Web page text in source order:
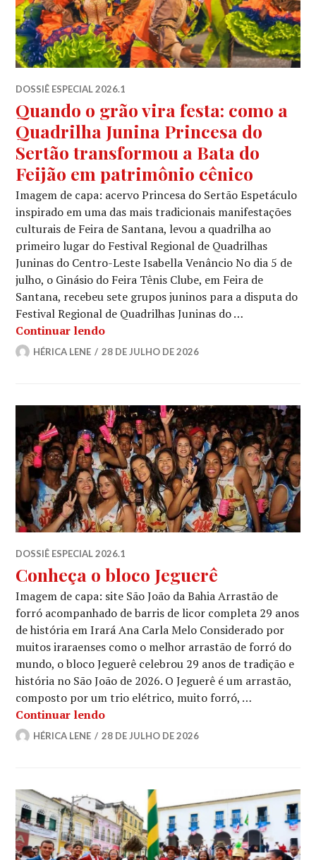
DOSSIÊ ESPECIAL 2026.1
Quando o grão vira festa: como a
Quadrilha Junina Princesa do
Sertão transformou a Bata do
Feijão em patrimônio cênico
Imagem de capa: acervo Princesa do Sertão Espetáculo
inspirado em uma das mais tradicionais manifestações
culturais de Feira de Santana, levou a quadrilha ao
primeiro lugar do Festival Regional de Quadrilhas
Juninas do Centro-Leste Isabella Venâncio No dia 5 de
julho, o Ginásio do Feira Tênis Clube, em Feira de
Santana, recebeu sete grupos juninos para a disputa do
Festival Regional de Quadrilhas Juninas do …
Continuar lendoQuando o grão vira festa: como a
HÉRICA LENE 28 DE JULHO DE 2026
DOSSIÊ ESPECIAL 2026.1
Conheça o bloco Jeguerê
Imagem de capa: site São João da Bahia Arrastão de
forró acompanhado de barris de licor completa 29 anos
de história em Irará Ana Carla Melo Considerado por
muitos iraraenses como o melhor arrastão de forró do
mundo, o bloco Jeguerê celebrou 29 anos de tradição e
história no São João de 2026. O Jeguerê é um arrastão,
composto por um trio elétrico, muito forró, …
Continuar lendoConheça o bloco Jeguerê
HÉRICA LENE 28 DE JULHO DE 2026